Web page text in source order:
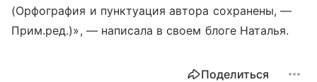
(Орфография и пунктуация автора сохранены, —
Прим.ред.)», — написала в своем блоге Наталья.
Поделиться